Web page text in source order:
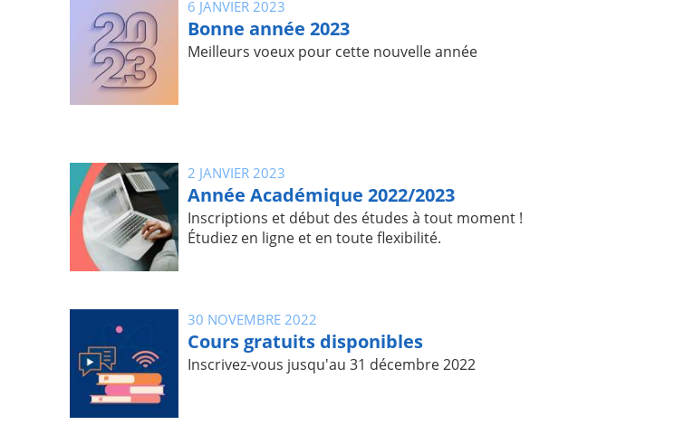
6 JANVIER 2023
Bonne année 2023
Meilleurs voeux pour cette nouvelle année
2 JANVIER 2023
Année Académique 2022/2023
Inscriptions et début des études à tout moment !
Étudiez en ligne et en toute flexibilité.
30 NOVEMBRE 2022
Cours gratuits disponibles
Inscrivez-vous jusqu'au 31 décembre 2022